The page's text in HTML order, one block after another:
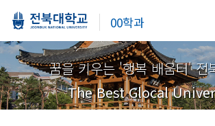
00학과
꿈을 키우는 '행복 배움터' 전
The Best Glocal